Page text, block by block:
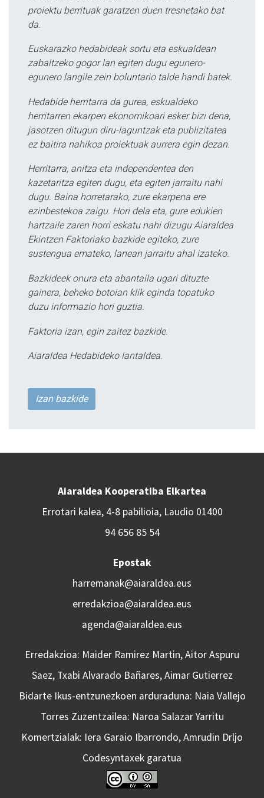
proiektu berrituak garatzen duen tresnetako bat
da.
Euskarazko hedabideak sortu eta eskualdean
zabaltzeko gogor lan egiten dugu egunero-
egunero langile zein boluntario talde handi batek.
Hedabide herritarra da gurea, eskualdeko
herritarren ekarpen ekonomikoari esker bizi dena,
jasotzen ditugun diru-laguntzak eta publizitatea
ez baitira nahikoa proiektuak aurrera egin dezan.
Herritarra, anitza eta independentea den
kazetaritza egiten dugu, eta egiten jarraitu nahi
dugu. Baina horretarako, zure ekarpena ere
ezinbestekoa zaigu. Hori dela eta, gure edukien
hartzaile zaren horri eskatu nahi dizugu Aiaraldea
Ekintzen Faktoriako bazkide egiteko, zure
sustengua emateko, lanean jarraitu ahal izateko.
Bazkideek onura eta abantaila ugari dituzte
gainera, beheko botoian klik eginda topatuko
duzu informazio hori guztia.
Faktoria izan, egin zaitez bazkide.
Aiaraldea Hedabideko lantaldea.
Izan bazkide
Aiaraldea Kooperatiba Elkartea
Errotari kalea, 4-8 pabilioia, Laudio 01400
94 656 85 54
Epostak
harremanak@aiaraldea.eus
erredakzioa@aiaraldea.eus
agenda@aiaraldea.eus
Erredakzioa: Maider Ramirez Martin, Aitor Aspuru
Saez, Txabi Alvarado Bañares, Aimar Gutierrez
Bidarte Ikus-entzunezkoen arduraduna: Naia Vallejo
Torres Zuzentzailea: Naroa Salazar Yarritu
Komertzialak: Iera Garaio Ibarrondo, Amrudin Drljo
Codesyntaxek garatua